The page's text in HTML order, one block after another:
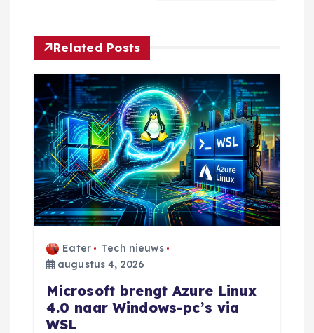
t
n
a
v
g
a
Related Posts
Eater
Tech nieuws
augustus 4, 2026
Microsoft brengt Azure Linux
4.0 naar Windows-pc’s via
WSL